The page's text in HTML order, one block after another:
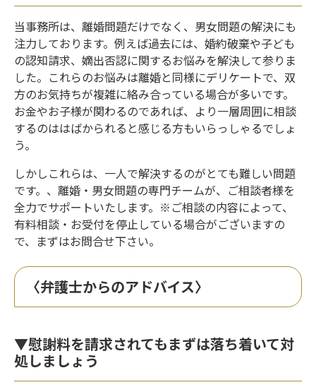
当事務所は、離婚問題だけでなく、男女問題の解決にも
注力しております。例えば過去には、婚約破棄や子ども
の認知請求、嫡出否認に関するお悩みを解決して参りま
した。これらのお悩みは離婚と同様にデリケートで、双
方のお気持ちが複雑に絡み合っている場合が多いです。
お金やお子様が関わるのであれば、より一層周囲に相談
するのははばかられると感じる方もいらっしゃるでしょ
う。
しかしこれらは、一人で解決するのがとても難しい問題
です。、離婚・男女問題の専門チームが、ご相談者様を
全力でサポートいたします。※ご相談の内容によって、
有料相談・お受付を停止している場合がございますの
で、まずはお問合せ下さい。
〈弁護士からのアドバイス〉
▼慰謝料を請求されてもまずは落ち着いて対
処しましょう